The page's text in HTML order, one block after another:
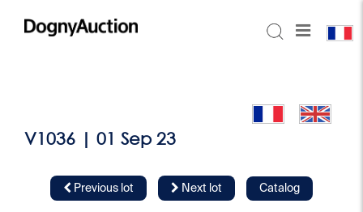
V1036 | 01 Sep 23
Previous lot Next lot Catalog